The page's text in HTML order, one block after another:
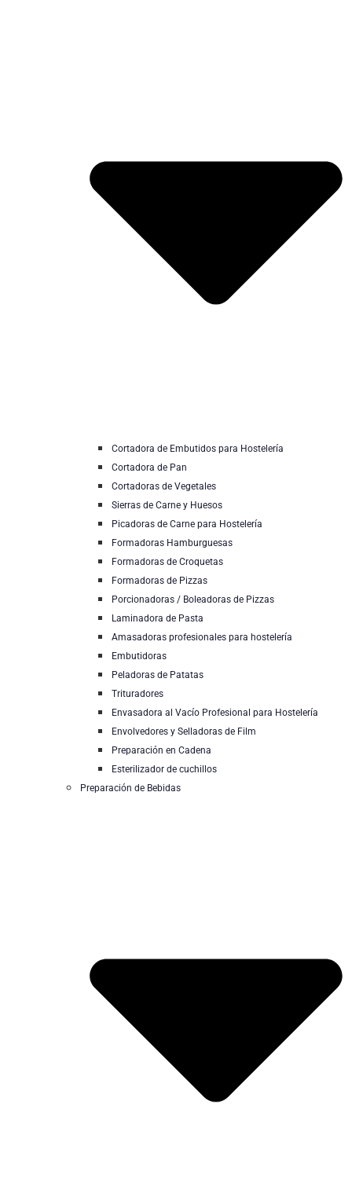
Cortadora de Embutidos para Hostelería
Cortadora de Pan
Cortadoras de Vegetales
Sierras de Carne y Huesos
Picadoras de Carne para Hostelería
Formadoras Hamburguesas
Formadoras de Croquetas
Formadoras de Pizzas
Porcionadoras / Boleadoras de Pizzas
Laminadora de Pasta
Amasadoras profesionales para hostelería
Embutidoras
Peladoras de Patatas
Trituradores
Envasadora al Vacío Profesional para Hostelería
Envolvedores y Selladoras de Film
Preparación en Cadena
Esterilizador de cuchillos
Preparación de Bebidas